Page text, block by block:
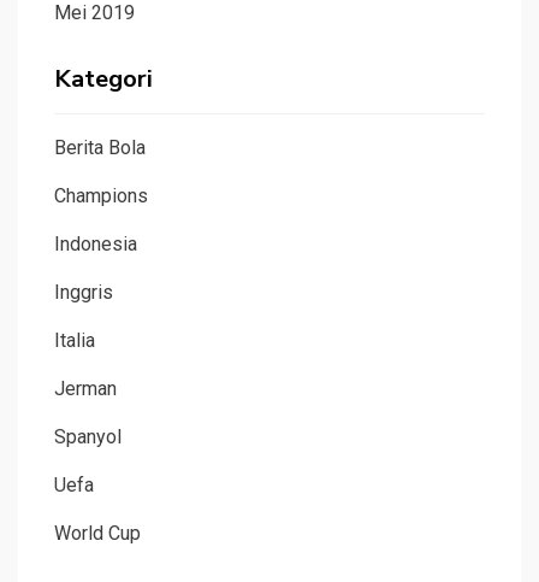
Mei 2019
Kategori
Berita Bola
Champions
Indonesia
Inggris
Italia
Jerman
Spanyol
Uefa
World Cup